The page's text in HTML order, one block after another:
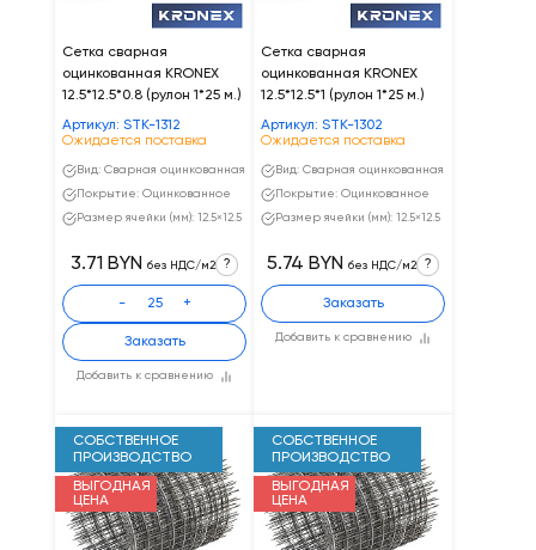
Сетка сварная
оцинкованная KRONEX
12.5*12.5*0.8 (рулон 1*25 м.)
Артикул: STK-1312
Ожидается поставка
Вид: Сварная оцинкованная
Покрытие: Оцинкованное
Размер ячейки (мм): 12.5×12.5
Добавить к сравнению
3.71 BYN без НДС/м2 ?
- +
Заказать
Сетка сварная
оцинкованная KRONEX
12.5*12.5*1 (рулон 1*25 м.)
Артикул: STK-1302
Ожидается поставка
Вид: Сварная оцинкованная
Покрытие: Оцинкованное
Размер ячейки (мм): 12.5×12.5
Добавить к сравнению
5.74 BYN без НДС/м2 ?
Заказать
СОБСТВЕННОЕ
ПРОИЗВОДСТВО
ВЫГОДНАЯ
ЦЕНА
СОБСТВЕННОЕ
ПРОИЗВОДСТВО
ВЫГОДНАЯ
ЦЕНА